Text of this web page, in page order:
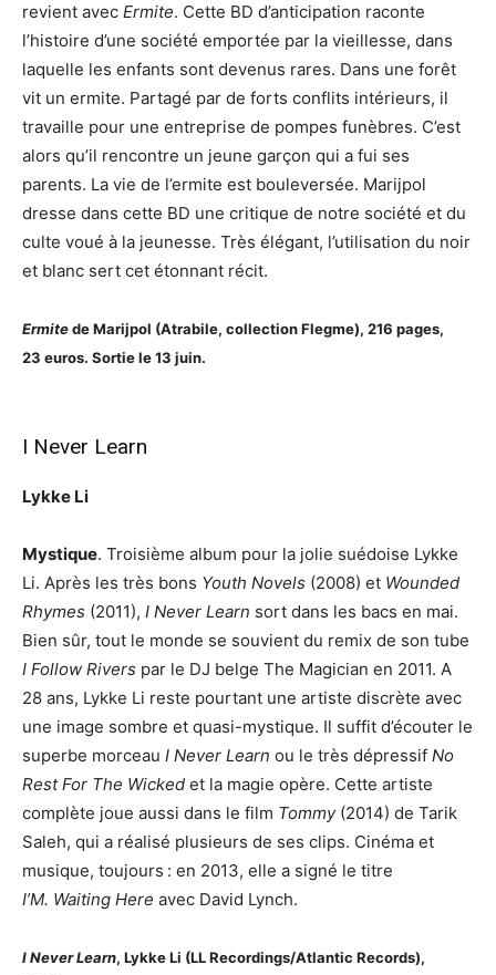
revient avec Ermite. Cette BD d’anticipation raconte
l’histoire d’une société emportée par la vieillesse, dans
laquelle les enfants sont devenus rares. Dans une forêt
vit un ermite. Partagé par de forts conflits intérieurs, il
travaille pour une entreprise de pompes funèbres. C’est
alors qu’il rencontre un jeune garçon qui a fui ses
parents. La vie de l’ermite est bouleversée. Marijpol
dresse dans cette BD une critique de notre société et du
culte voué à la jeunesse. Très élégant, l’utilisation du noir
et blanc sert cet étonnant récit.
Ermitede Marijpol (Atrabile, collection Flegme), 216 pages,
23 euros. Sortie le 13 juin.
I Never Learn
Lykke Li
Mystique. Troisième album pour la jolie suédoise Lykke
Li. Après les très bons Youth Novels (2008) et Wounded
Rhymes (2011), I Never Learn sort dans les bacs en mai.
Bien sûr, tout le monde se souvient du remix de son tube
I Follow Rivers par le DJ belge The Magician en 2011. A
28 ans, Lykke Li reste pourtant une artiste discrète avec
une image sombre et quasi-mystique. Il suffit d’écouter le
superbe morceau I Never Learn ou le très dépressif No
Rest For The Wicked et la magie opère. Cette artiste
complète joue aussi dans le film Tommy(2014) de Tarik
Saleh, qui a réalisé plusieurs de ses clips. Cinéma et
musique, toujours : en 2013, elle a signé le titre
I’M. Waiting Here avec David Lynch.
I Never Learn, Lykke Li (LL Recordings/Atlantic Records),